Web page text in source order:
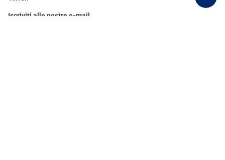
Iscriviti alle nostre e-mail